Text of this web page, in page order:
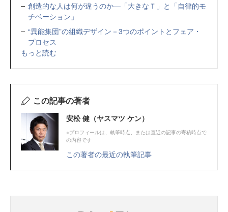
創造的な人は何が違うのか―「大きなＴ」と「自律的モ
チベーション」
“異能集団”の組織デザイン－3つのポイントとフェア・
プロセス
もっと読む
この記事の著者
安松 健（ヤスマツ ケン）
※プロフィールは、執筆時点、または直近の記事の寄稿時点で
の内容です
この著者の最近の執筆記事